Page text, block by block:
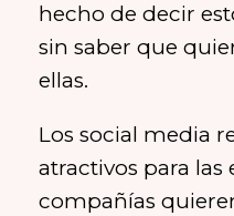
hecho de decir
sin saber que
ellas.
Los social media
atractivos para las
compañías